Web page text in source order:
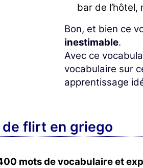
bar de
Bon, et bien ce
inestimable.
Avec ce
vocabulaire sur
apprentissage
de flirt en griego
mots de vocabulaire et